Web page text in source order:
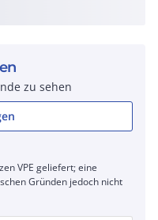
zu sehen
VPE geliefert; eine
Gründen jedoch nicht